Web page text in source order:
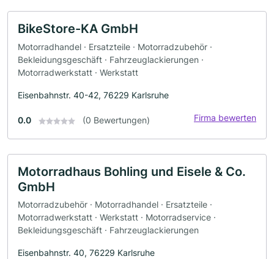
BikeStore-KA GmbH
Motorradhandel · Ersatzteile · Motorradzubehör ·
Bekleidungsgeschäft · Fahrzeuglackierungen ·
Motorradwerkstatt · Werkstatt
Eisenbahnstr. 40-42, 76229 Karlsruhe
0.0 (0 Bewertungen) Firma bewerten
Motorradhaus Bohling und Eisele & Co.
GmbH
Motorradzubehör · Motorradhandel · Ersatzteile ·
Motorradwerkstatt · Werkstatt · Motorradservice ·
Bekleidungsgeschäft · Fahrzeuglackierungen
Eisenbahnstr. 40, 76229 Karlsruhe